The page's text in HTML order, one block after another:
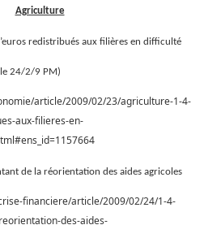
Agriculture
redistribués aux filières en difficulté
24/2/9 PM)
article/2009/02/23/agriculture-1-4-
aux-filieres-en-
de la réorientation des aides agricoles
financiere/article/2009/02/24/1-4-
des-aides-